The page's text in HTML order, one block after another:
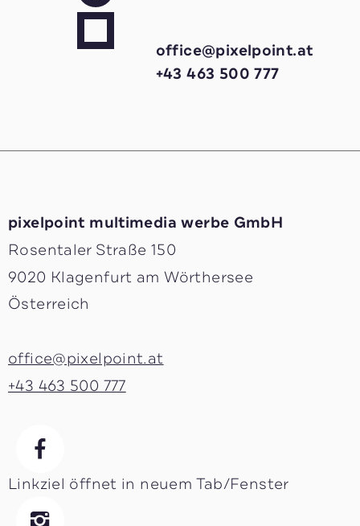
office@pixelpoint.at
+43 463 500 777
pixelpoint multimedia ­werbe GmbH
Rosentaler Straße 150
9020 Klagenfurt am Wörthersee
Österreich
office@pixelpoint.at
+43 463 500 777
Linkziel öffnet in neuem Tab/Fenster